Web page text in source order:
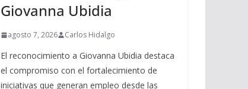
Giovanna Ubidia
agosto 7, 2026 Carlos Hidalgo
El reconocimiento a Giovanna Ubidia destaca
el compromiso con el fortalecimiento de
iniciativas que generan empleo desde las